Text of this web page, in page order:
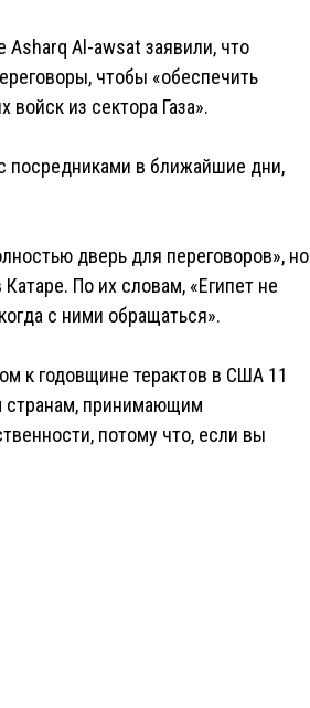
Al-awsat заявили, что
чтобы «обеспечить
из сектора Газа».
посредниками в ближайшие дни,
дверь для переговоров», но
По их словам, «Египет не
с ними обращаться».
к годовщине терактов в США 11
странам, принимающим
потому что, если вы